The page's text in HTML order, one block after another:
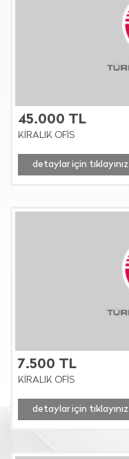
45.000 TL
KİRALIK OFİS
detaylar için tıklayınız
7.500 TL
KİRALIK OFİS
detaylar için tıklayınız